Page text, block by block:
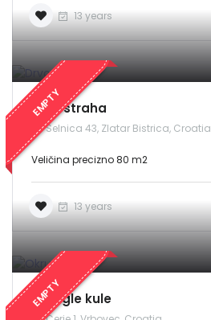
13 years
EMPTY
Drvo straha
Selnica 43, Zlatar Bistrica, Croatia
Veličina precizno 80 m2
13 years
EMPTY
Okrugle kule